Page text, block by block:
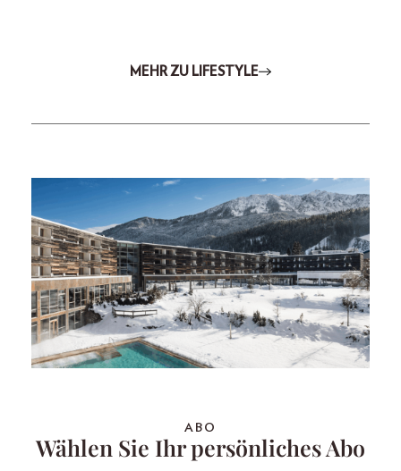
MEHR ZU LIFESTYLE
ABO
Wählen Sie Ihr persönliches Abo